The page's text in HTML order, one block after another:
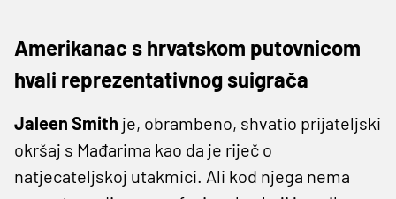
Amerikanac s hrvatskom putovnicom
hvali reprezentativnog suigrača
Jaleen Smith je, obrambeno, shvatio prijateljski
okršaj s Mađarima kao da je riječ o
natjecateljskoj utakmici. Ali kod njega nema